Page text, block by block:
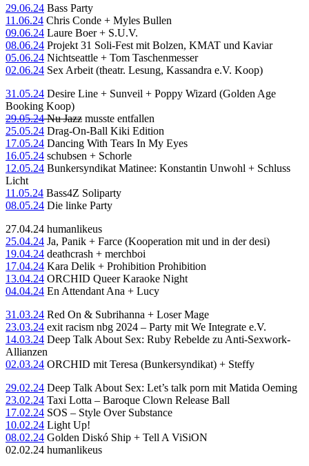
29.06.24 Bass Party
11.06.24 Chris Conde + Myles Bullen
09.06.24 Laure Boer + S.U.V.
08.06.24 Projekt 31 Soli-Fest mit Bolzen, KMAT und Kaviar
05.06.24 Nichtseattle + Tom Taschenmesser
02.06.24 Sex Arbeit (theatr. Lesung, Kassandra e.V. Koop)
31.05.24 Desire Line + Sunveil + Poppy Wizard (Golden Age
Booking Koop)
29.05.24Nu Jazz musste entfallen
25.05.24 Drag-On-Ball Kiki Edition
17.05.24 Dancing With Tears In My Eyes
16.05.24 schubsen + Schorle
12.05.24 Bunkersyndikat Matinee: Konstantin Unwohl + Schluss
Licht
11.05.24 Bass4Z Soliparty
08.05.24 Die linke Party
27.04.24 humanlikeus
25.04.24 Ja, Panik + Farce (Kooperation mit und in der desi)
19.04.24 deathcrash + merchboi
17.04.24 Kara Delik + Prohibition Prohibition
13.04.24 ORCHID Queer Karaoke Night
04.04.24 En Attendant Ana + Lucy
31.03.24 Red On & Subrihanna + Loser Mage
23.03.24 exit racism nbg 2024 – Party mit We Integrate e.V.
14.03.24 Deep Talk About Sex: Ruby Rebelde zu Anti-Sexwork-
Allianzen
02.03.24 ORCHID mit Teresa (Bunkersyndikat) + Steffy
29.02.24 Deep Talk About Sex: Let’s talk porn mit Matida Oeming
23.02.24 Taxi Lotta – Baroque Clown Release Ball
17.02.24 SOS – Style Over Substance
10.02.24 Light Up!
08.02.24 Golden Diskó Ship + Tell A ViSiON
02.02.24 humanlikeus